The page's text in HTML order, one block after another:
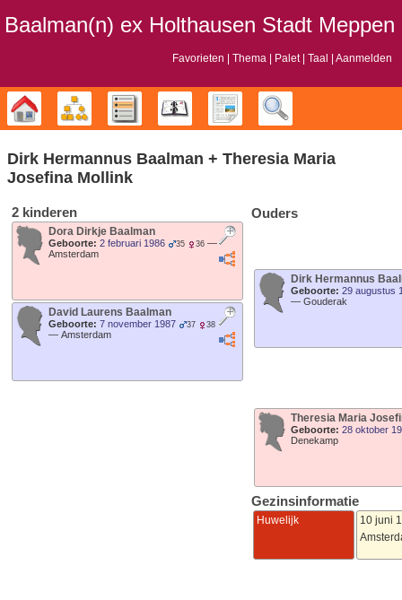
Baalman‎‎‎‎‎(n)‎‎‎‎‎ ex Holthausen Stadt Meppen
Favorieten Thema Palet Taal Aanmelden
Stamboom DiagrammenLijsten Kalender Rapporten
Dirk Hermannus Baalman + Theresia Maria
Josefina Mollink
2 kinderen
Dora Dirkje Baalman
Geboorte: 2 februari 1986 35 36 —
Amsterdam
David Laurens Baalman
Geboorte: 7 november 1987 37 38
— Amsterdam
Ouders
Dirk Hermannus
Geboorte: 29 augustus
— Gouderak
Theresia Maria
Geboorte: 28 oktober
Denekamp
Gezinsinformatie
Huwelijk
10 juni